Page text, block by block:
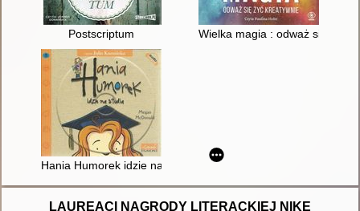
Postscriptum Wielka magia : odważ się żyć
Hania Humorek idzie na studia
LAUREACI NAGRODY LITERACKIEJ NIKE